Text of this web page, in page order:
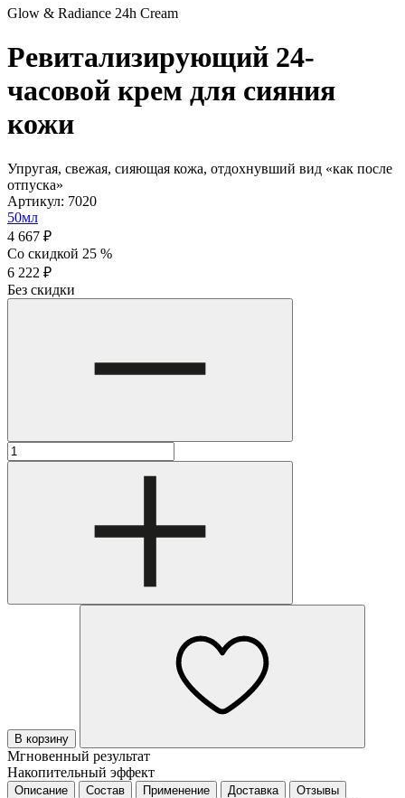
Glow & Radiance 24h Cream
Ревитализирующий 24-
часовой крем для сияния
кожи
Упругая, свежая, сияющая кожа, отдохнувший вид «как после
отпуска»
Артикул: 7020
50мл
4 667 ₽
Со скидкой 25 %
6 222 ₽
Без скидки
В корзину
Мгновенный результат
Накопительный эффект
Описание Состав Применение Доставка Отзывы